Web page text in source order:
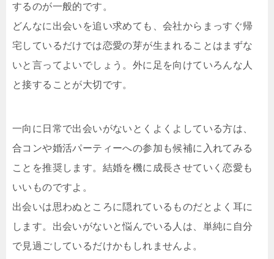
するのが一般的です。
どんなに出会いを追い求めても、会社からまっすぐ帰
宅しているだけでは恋愛の芽が生まれることはまずな
いと言ってよいでしょう。外に足を向けていろんな人
と接することが大切です。
一向に日常で出会いがないとくよくよしている方は、
合コンや婚活パーティーへの参加も候補に入れてみる
ことを推奨します。結婚を機に成長させていく恋愛も
いいものですよ。
出会いは思わぬところに隠れているものだとよく耳に
します。出会いがないと悩んでいる人は、単純に自分
で見過ごしているだけかもしれませんよ。